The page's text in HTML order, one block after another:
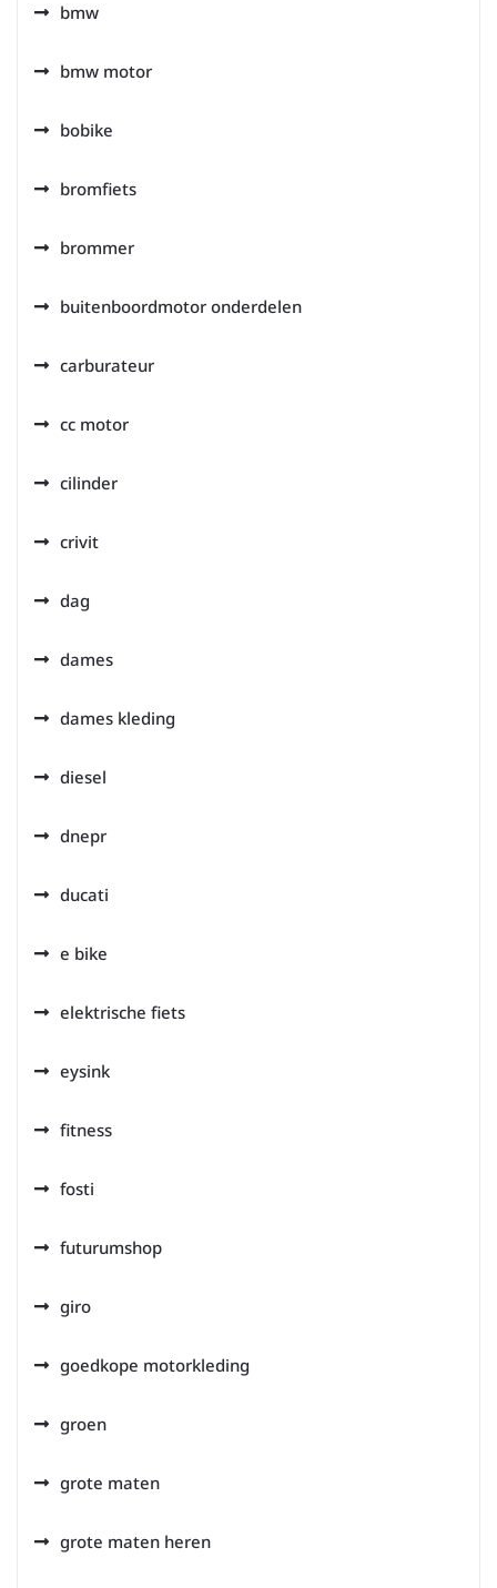
bmw
bmw motor
bobike
bromfiets
brommer
buitenboordmotor onderdelen
carburateur
cc motor
cilinder
crivit
dag
dames
dames kleding
diesel
dnepr
ducati
e bike
elektrische fiets
eysink
fitness
fosti
futurumshop
giro
goedkope motorkleding
groen
grote maten
grote maten heren